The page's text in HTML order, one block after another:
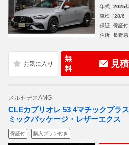
年式 2025
車検
'28/6
保証
保証付
住所
長野
無
料
見
メルセデスAMG
CLEカブリオレ 53 4マチックプラ
ミックパッケージ・レザーエクス
保証付 購入プラン付き